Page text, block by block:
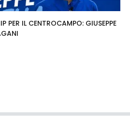
PER IL CENTROCAMPO: GIUSEPPE